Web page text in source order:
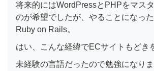
将来的にはWordPressとPHPをマス
のが希望でしたが、やることになっ
Ruby on Rails。
はい、こんな経緯でECサイトもどき
未経験の言語だったので勉強になり